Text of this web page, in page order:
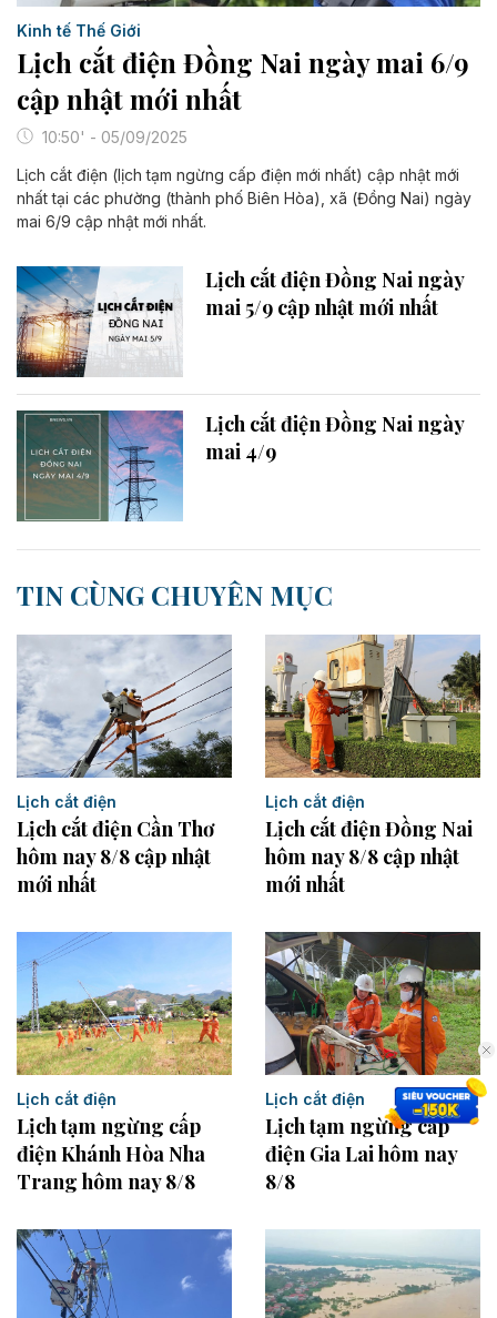
Kinh tế Thế Giới
Lịch cắt điện Đồng Nai ngày mai 6/9
cập nhật mới nhất
10:50' - 05/09/2025
Lịch cắt điện (lịch tạm ngừng cấp điện mới nhất) cập nhật mới
nhất tại các phường (thành phố Biên Hòa), xã (Đồng Nai) ngày
mai 6/9 cập nhật mới nhất.
Lịch cắt điện Đồng Nai ngày
mai 5/9 cập nhật mới nhất
Lịch cắt điện Đồng Nai ngày
mai 4/9
TIN CÙNG CHUYÊN MỤC
Lịch cắt điện
Lịch cắt điện Cần Thơ
hôm nay 8/8 cập nhật
mới nhất
Lịch cắt điện
Lịch cắt điện Đồng Nai
hôm nay 8/8 cập nhật
mới nhất
Lịch cắt điện
Lịch tạm ngừng cấp
điện Khánh Hòa Nha
Trang hôm nay 8/8
Lịch cắt điện
Lịch tạm ngừng cấp
điện Gia Lai hôm nay
8/8